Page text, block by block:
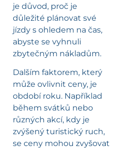
je důvod, proč je
důležité plánovat své
jízdy s ohledem na čas,
abyste se vyhnuli
zbytečným nákladům.
Dalším faktorem, který
může ovlivnit ceny, je
období roku. Například
během svátků nebo
různých akcí, kdy je
zvýšený turistický ruch,
se ceny mohou zvyšovat